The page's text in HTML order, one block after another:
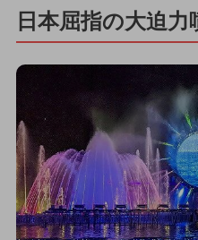
日本屈指の大迫力